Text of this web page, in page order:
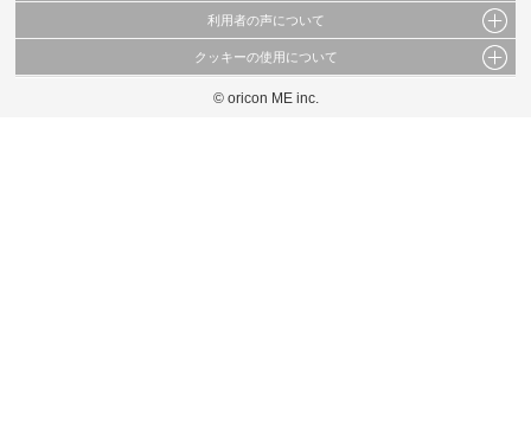
当サイトで公開されている情報（文字、写真、イラスト、画像データ等）及びこれらの配
これらの情報を権利者の許可なく無断転載・複製などの二次利用を行うことは固く禁じて
利用者の声について
当サイトに掲載している内容はすべてサービスの利用者が提出された見解・感想です。
弊社の見解・ 意見ではないことをご理解いただいた上でご覧ください。
クッキーの使用について
このサイトでは Cookie を使用して、ユーザーに合わせたコンテンツや広告の表示、ソー
© oricon ME inc.